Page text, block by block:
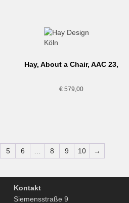
Hay, About a Chair, AAC 23,
€ 579,00
5 6 8 9 10 →
Kontakt
Siemensstraße 9